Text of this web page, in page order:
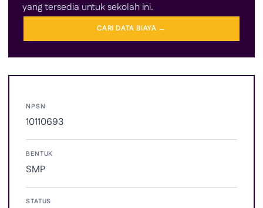
yang tersedia untuk sekolah ini.
CARI DATA BIAYA →
NPSN
10110693
BENTUK
SMP
STATUS